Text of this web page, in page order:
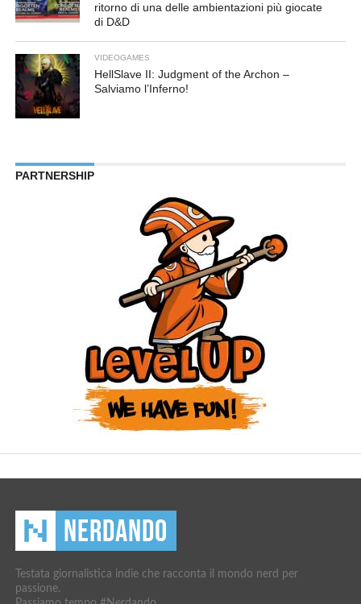
ritorno di una delle ambientazioni più giocate
di D&D
VIDEOGAMES
HellSlave II: Judgment of the Archon –
Salviamo l’Inferno!
PARTNERSHIP
Testata giornalistica indie che racconta il mondo nerd per
passione.